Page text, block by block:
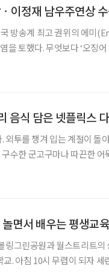
이정재 남우주연상
방송계 최고 권위의 에미
을 토했다. 무엇보다 ‘오징어
음식 담은 넷플릭스
투를 챙겨 입는 계절이 돌
수한 군고구마나 따끈한
링그린공원과 월스트리트의
. 아침 10시 무렵이 되자